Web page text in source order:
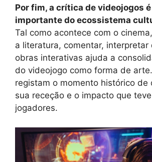
Por fim, a crítica de videojogos
importante do ecossistema
Tal como acontece com o
a literatura, comentar, interpretar
obras interativas ajuda a
do videojogo como forma de
registam o momento histórico de
sua receção e o impacto que
jogadores.